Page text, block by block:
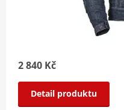
2 840 Kč
Detail produktu